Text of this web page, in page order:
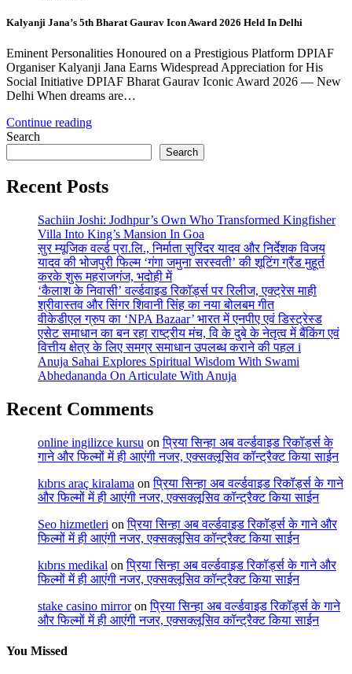
Kalyanji Jana’s 5th Bharat Gaurav Icon Award 2026 Held In Delhi
Eminent Personalities Honoured on a Prestigious Platform DPIAF
Organiser Kalyanji Jana Earns Widespread Appreciation for His
Social Initiative DPIAF Bharat Gaurav Iconic Award 2026 — New
Delhi When dreams are…
Continue reading
Search
Search
Recent Posts
Sachiin Joshi: Jodhpur’s Own Who Transformed Kingfisher
Villa Into King’s Mansion In Goa
सुर म्यूजिक वर्ल्ड प्रा.लि., निर्माता सुरिंदर यादव और निर्देशक विजय
यादव की भोजपुरी फिल्म ‘गंगा जमुना सरस्वती’ की शूटिंग ग्रैंड मुहूर्त
करके शुरू महराजगंज, भदोही में
‘कैलाश के निवासी’ वर्ल्डवाइड रिकॉर्ड्स पर रिलीज, एक्ट्रेस माही
श्रीवास्तव और सिंगर शिवानी सिंह का नया बोलबम गीत
वीकेडीएल ग्रुप का ‘NPA Bazaar’ भारत में एनपीए एवं डिस्ट्रेस्ड
एसेट समाधान का बन रहा राष्ट्रीय मंच, वि के दुबे के नेतृत्व में बैंकिंग एवं
वित्तीय क्षेत्र के लिए समग्र समाधान उपलब्ध कराने की पहल i
Anuja Sahai Explores Spiritual Wisdom With Swami
Abhedananda On Articulate With Anuja
Recent Comments
online ingilizce kursu onप्रिया सिन्हा अब वर्ल्डवाइड रिकॉर्ड्स के
गाने और फिल्मों में ही आएंगी नजर, एक्सक्लूसिव कॉन्ट्रैक्ट किया साईन
kıbrıs araç kiralama onप्रिया सिन्हा अब वर्ल्डवाइड रिकॉर्ड्स के गाने
और फिल्मों में ही आएंगी नजर, एक्सक्लूसिव कॉन्ट्रैक्ट किया साईन
Seo hizmetleri onप्रिया सिन्हा अब वर्ल्डवाइड रिकॉर्ड्स के गाने और
फिल्मों में ही आएंगी नजर, एक्सक्लूसिव कॉन्ट्रैक्ट किया साईन
kıbrıs medikal onप्रिया सिन्हा अब वर्ल्डवाइड रिकॉर्ड्स के गाने और
फिल्मों में ही आएंगी नजर, एक्सक्लूसिव कॉन्ट्रैक्ट किया साईन
stake casino mirroronप्रिया सिन्हा अब वर्ल्डवाइड रिकॉर्ड्स के गाने
और फिल्मों में ही आएंगी नजर, एक्सक्लूसिव कॉन्ट्रैक्ट किया साईन
You Missed